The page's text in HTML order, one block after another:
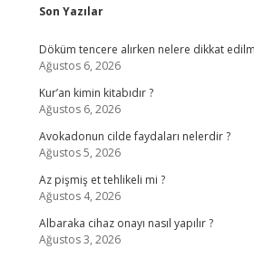
Sidebar
Son Yazılar
Döküm tencere alırken nelere dikkat
Ağustos 6, 2026
Kur’an kimin kitabıdır ?
Ağustos 6, 2026
Avokadonun cilde faydaları nelerdir ?
Ağustos 5, 2026
Az pişmiş et tehlikeli mi ?
Ağustos 4, 2026
Albaraka cihaz onayı nasıl yapılır ?
Ağustos 3, 2026